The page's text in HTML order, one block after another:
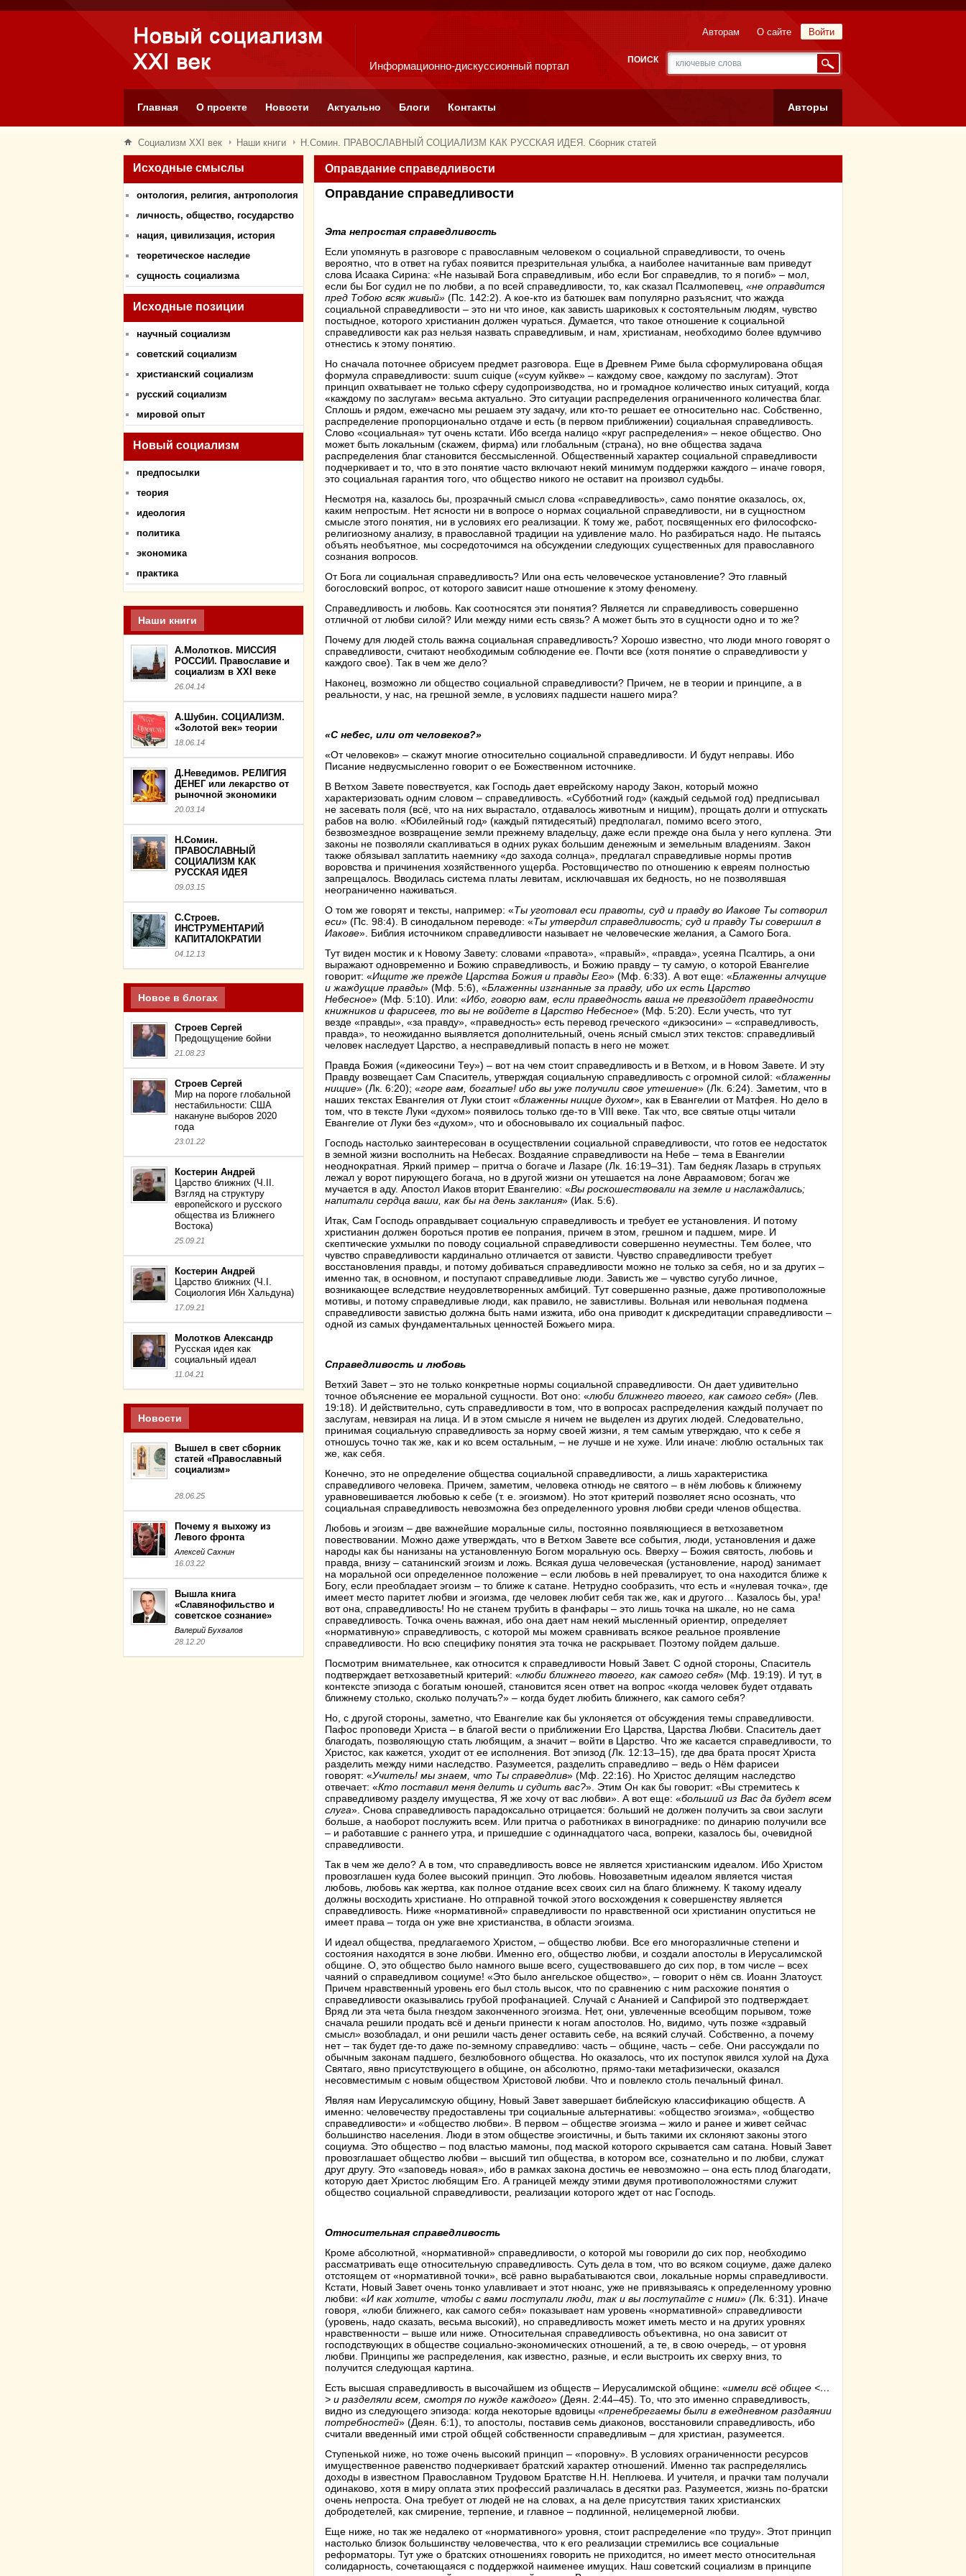
Информационно-дискуссионный портал
Войти
Авторам О сайте
ПОИСК
Главная О проекте Новости Актуально Блоги Контакты Авторы
Социализм XXI век Наши книги Н.Сомин. ПРАВОСЛАВНЫЙ СОЦИАЛИЗМ КАК РУССКАЯ ИДЕЯ. Сборник статей
Исходные смыслы
онтология, религия, антропология
личность, общество, государство
нация, цивилизация, история
теоретическое наследие
сущность социализма
Исходные позиции
научный социализм
советский социализм
христианский социализм
русский социализм
мировой опыт
Новый социализм
предпосылки
теория
идеология
политика
экономика
практика
Наши книги
А.Молотков. МИССИЯ
РОССИИ. Православие и
социализм в XXI веке
26.04.14
А.Шубин. СОЦИАЛИЗМ.
«Золотой век» теории
18.06.14
Д.Неведимов. РЕЛИГИЯ
ДЕНЕГ или лекарство от
рыночной экономики
20.03.14
Н.Сомин.
ПРАВОСЛАВНЫЙ
СОЦИАЛИЗМ КАК
РУССКАЯ ИДЕЯ
09.03.15
С.Строев.
ИНСТРУМЕНТАРИЙ
КАПИТАЛОКРАТИИ
04.12.13
Новое в блогах
Строев Сергей
Предощущение бойни
21.08.23
Строев Сергей
Мир на пороге глобальной
нестабильности: США
накануне выборов 2020
года
23.01.22
Костерин Андрей
Царство ближних (Ч.II.
Взгляд на структуру
европейского и русского
общества из Ближнего
Востока)
25.09.21
Костерин Андрей
Царство ближних (Ч.I.
Социология Ибн Хальдуна)
17.09.21
Молотков Александр
Русская идея как
социальный идеал
11.04.21
Новости
Вышел в свет сборник
статей «Православный
социализм»
28.06.25
Почему я выхожу из
Левого фронта
Алексей Сахнин
16.03.22
Вышла книга
«Славянофильство и
советское сознание»
Валерий Бухвалов
28.12.20
Оправдание справедливости
Оправдание справедливости
Эта непростая справедливость
Если упомянуть в разговоре с православным человеком о социальной справедливости, то очень
вероятно, что в ответ на губах появится презрительная улыбка, а наиболее начитанные вам приведут
слова Исаака Сирина: «Не называй Бога справедливым, ибо если Бог справедлив, то я погиб» – мол,
если бы Бог судил не по любви, а по всей справедливости, то, как сказал Псалмопевец, «не оправдится
пред Тобою всяк живый» (Пс. 142:2). А кое-кто из батюшек вам популярно разъяснит, что жажда
социальной справедливости – это ни что иное, как зависть шариковых к состоятельным людям, чувство
постыдное, которого христианин должен чураться. Думается, что такое отношение к социальной
справедливости как раз нельзя назвать справедливым, и нам, христианам, необходимо более вдумчиво
отнестись к этому понятию.
Но сначала поточнее обрисуем предмет разговора. Еще в Древнем Риме была сформулирована общая
формула справедливости: suum cuique («суум куйкве» – каждому свое, каждому по заслугам). Этот
принцип охватывает не только сферу судопроизводства, но и громадное количество иных ситуаций, когда
«каждому по заслугам» весьма актуально. Это ситуации распределения ограниченного количества благ.
Сплошь и рядом, ежечасно мы решаем эту задачу, или кто-то решает ее относительно нас. Собственно,
распределение пропорционально отдаче и есть (в первом приближении) социальная справедливость.
Слово «социальная» тут очень кстати. Ибо всегда налицо «круг распределения» – некое общество. Оно
может быть локальным (скажем, фирма) или глобальным (страна), но вне общества задача
распределения благ становится бессмысленной. Общественный характер социальной справедливости
подчеркивает и то, что в это понятие часто включают некий минимум поддержки каждого – иначе говоря,
это социальная гарантия того, что общество никого не оставит на произвол судьбы.
Несмотря на, казалось бы, прозрачный смысл слова «справедливость», само понятие оказалось, ох,
каким непростым. Нет ясности ни в вопросе о нормах социальной справедливости, ни в сущностном
смысле этого понятия, ни в условиях его реализации. К тому же, работ, посвященных его философско-
религиозному анализу, в православной традиции на удивление мало. Но разбираться надо. Не пытаясь
объять необъятное, мы сосредоточимся на обсуждении следующих существенных для православного
сознания вопросов.
От Бога ли социальная справедливость? Или она есть человеческое установление? Это главный
богословский вопрос, от которого зависит наше отношение к этому феномену.
Справедливость и любовь. Как соотносятся эти понятия? Является ли справедливость совершенно
отличной от любви силой? Или между ними есть связь? А может быть это в сущности одно и то же?
Почему для людей столь важна социальная справедливость? Хорошо известно, что люди много говорят о
справедливости, считают необходимым соблюдение ее. Почти все (хотя понятие о справедливости у
каждого свое). Так в чем же дело?
Наконец, возможно ли общество социальной справедливости? Причем, не в теории и принципе, а в
реальности, у нас, на грешной земле, в условиях падшести нашего мира?
«С небес, или от человеков?»
«От человеков» – скажут многие относительно социальной справедливости. И будут неправы. Ибо
Писание недвусмысленно говорит о ее Божественном источнике.
В Ветхом Завете повествуется, как Господь дает еврейскому народу Закон, который можно
характеризовать одним словом – справедливость. «Субботний год» (каждый седьмой год) предписывал
не засевать поля (всё, что на них вырастало, отдавалось животным и нищим), прощать долги и отпускать
рабов на волю. «Юбилейный год» (каждый пятидесятый) предполагал, помимо всего этого,
безвозмездное возвращение земли прежнему владельцу, даже если прежде она была у него куплена. Эти
законы не позволяли скапливаться в одних руках большим денежным и земельным владениям. Закон
также обязывал заплатить наемнику «до захода солнца», предлагал справедливые нормы против
воровства и причинения хозяйственного ущерба. Ростовщичество по отношению к евреям полностью
запрещалось. Вводилась система платы левитам, исключавшая их бедность, но не позволявшая
неограниченно наживаться.
О том же говорят и тексты, например: «Ты уготовал eси правоты, суд и правду во Иакове Ты сотворил
eси» (Пс. 98:4). В синодальном переводе: «Ты утвердил справедливость; суд и правду Ты совершил в
Иакове». Библия источником справедливости называет не человеческие желания, а Самого Бога.
Тут виден мостик и к Новому Завету: словами «правота», «правый», «правда», усеяна Псалтирь, а они
выражают одновременно и Божию справедливость, и Божию правду – ту самую, о которой Евангелие
говорит: «Ищите же прежде Царства Божия и правды Его» (Мф. 6:33). А вот еще: «Блаженны алчущие
и жаждущие правды» (Мф. 5:6), «Блаженны изгнанные за правду, ибо их есть Царство
Небесное» (Мф. 5:10). Или: «Ибо, говорю вам, если праведность ваша не превзойдет праведности
книжников и фарисеев, то вы не войдете в Царство Небесное» (Мф. 5:20). Если учесть, что тут
везде «правды», «за правду», «праведность» есть перевод греческого «дикэосини» – «справедливость,
правда», то неожиданно выявляется дополнительный, очень ясный смысл этих текстов: справедливый
человек наследует Царство, а несправедливый попасть в него не может.
Правда Божия («дикеосини Теу») – вот на чем стоит справедливость и в Ветхом, и в Новом Завете. И эту
Правду возвещает Сам Спаситель, утверждая социальную справедливость с огромной силой: «блаженны
нищие» (Лк. 6:20); «горе вам, богатые! ибо вы уже получили свое утешение» (Лк. 6:24). Заметим, что в
наших текстах Евангелия от Луки стоит «блаженны нищие духом», как в Евангелии от Матфея. Но дело в
том, что в тексте Луки «духом» появилось только где-то в VIII веке. Так что, все святые отцы читали
Евангелие от Луки без «духом», что и обосновывало их социальный пафос.
Господь настолько заинтересован в осуществлении социальной справедливости, что готов ее недостаток
в земной жизни восполнить на Небесах. Воздаяние справедливости на Небе – тема в Евангелии
неоднократная. Яркий пример – притча о богаче и Лазаре (Лк. 16:19–31). Там бедняк Лазарь в струпьях
лежал у ворот пирующего богача, но в другой жизни он утешается на лоне Авраамовом; богач же
мучается в аду. Апостол Иаков вторит Евангелию: «Вы роскошествовали на земле и наслаждались;
напитали сердца ваши, как бы на день заклания» (Иак. 5:6).
Итак, Сам Господь оправдывает социальную справедливость и требует ее установления. И потому
христианин должен бороться против ее попрания, причем в этом, грешном и падшем, мире. И
скептические ухмылки по поводу социальной справедливости совершенно неуместны. Тем более, что
чувство справедливости кардинально отличается от зависти. Чувство справедливости требует
восстановления правды, и потому добиваться справедливости можно не только за себя, но и за других –
именно так, в основном, и поступают справедливые люди. Зависть же – чувство сугубо личное,
возникающее вследствие неудовлетворенных амбиций. Тут совершенно разные, даже противоположные
мотивы, и потому справедливые люди, как правило, не завистливы. Вольная или невольная подмена
справедливости завистью должна быть нами изжита, ибо она приводит к дискредитации справедливости –
одной из самых фундаментальных ценностей Божьего мира.
Справедливость и любовь
Ветхий Завет – это не только конкретные нормы социальной справедливости. Он дает удивительно
точное объяснение ее моральной сущности. Вот оно: «люби ближнего твоего, как самого себя» (Лев.
19:18). И действительно, суть справедливости в том, что в вопросах распределения каждый получает по
заслугам, невзирая на лица. И в этом смысле я ничем не выделен из других людей. Следовательно,
принимая социальную справедливость за норму своей жизни, я тем самым утверждаю, что к себе я
отношусь точно так же, как и ко всем остальным, – не лучше и не хуже. Или иначе: люблю остальных так
же, как себя.
Конечно, это не определение общества социальной справедливости, а лишь характеристика
справедливого человека. Причем, заметим, человека отнюдь не святого – в нём любовь к ближнему
уравновешивается любовью к себе (т. е. эгоизмом). Но этот критерий позволяет ясно осознать, что
социальная справедливость невозможна без определенного уровня любви среди членов общества.
Любовь и эгоизм – две важнейшие моральные силы, постоянно появляющиеся в ветхозаветном
повествовании. Можно даже утверждать, что в Ветхом Завете все события, люди, установления и даже
народы как бы нанизаны на установленную Богом моральную ось. Вверху – Божия святость, любовь и
правда, внизу – сатанинский эгоизм и ложь. Всякая душа человеческая (установление, народ) занимает
на моральной оси определенное положение – если любовь в ней превалирует, то она находится ближе к
Богу, если преобладает эгоизм – то ближе к сатане. Нетрудно сообразить, что есть и «нулевая точка», где
имеет место паритет любви и эгоизма, ​где человек любит себя так же, как и другого… Казалось бы, ура!
вот она, справедливость! Но не станем трубить в фанфары – это лишь точка на шкале, но не сама
справедливость. Точка очень важная, ибо она дает нам некий мысленный ориентир, определяет
«нормативную» справедливость, с которой мы можем сравнивать всякое реальное проявление
справедливости. Но всю специфику понятия эта точка не раскрывает. Поэтому пойдем дальше.
Посмотрим внимательнее, как относится к справедливости Новый Завет. С одной стороны, Спаситель
подтверждает ветхозаветный критерий: «люби ближнего твоего, как самого себя» (Мф. 19:19). И тут, в
контексте эпизода с богатым юношей, становится ясен ответ на вопрос «когда человек будет отдавать
ближнему столько, сколько получать?» – когда будет любить ближнего, как самого себя?
Но, с другой стороны, заметно, что Евангелие как бы уклоняется от обсуждения темы справедливости.
Пафос проповеди Христа – в благой вести о приближении Его Царства, Царства Любви. Спаситель дает
благодать, позволяющую стать любящим, а значит – войти в Царство. Что же касается справедливости, то
Христос, как кажется, уходит от ее исполнения. Вот эпизод (Лк. 12:13–15), где два брата просят Христа
разделить между ними наследство. Разумеется, разделить справедливо – ведь о Нём фарисеи
говорят: «Учитель! мы знаем, что Ты справедлив» (Мф. 22:16). Но Христос делящим наследство
отвечает: «Кто поставил меня делить и судить вас?». Этим Он как бы говорит: «Вы стремитесь к
справедливому разделу имущества, Я же хочу от вас любви». А вот еще: «больший из Вас да будет всем
слуга». Снова справедливость парадоксально отрицается: больший не должен получить за свои заслуги
больше, а наоборот послужить всем. Или притча о работниках в винограднике: по динарию получили все
– и работавшие с раннего утра, и пришедшие с одиннадцатого часа, вопреки, казалось бы, очевидной
справедливости.
Так в чем же дело? А в том, что справедливость вовсе не является христианским идеалом. Ибо Христом
провозглашен куда более высокий принцип. Это любовь. Новозаветным идеалом является чистая
любовь, любовь как жертва, как полное отдание всех своих сил на благо ближнему. К такому идеалу
должны восходить христиане. Но отправной точкой этого восхождения к совершенству является
справедливость. Ниже «нормативной» справедливости по нравственной оси христианин опуститься не
имеет права – тогда он уже вне христианства, в области эгоизма.
И идеал общества, предлагаемого Христом, – общество любви. Все его многоразличные степени и
состояния находятся в зоне любви. Именно его, общество любви, и создали апостолы в Иерусалимской
общине. О, это общество было намного выше всего, существовавшего до сих пор, в том числе – всех
чаяний о справедливом социуме! «Это было ангельское общество», – говорит о нём св. Иоанн Златоуст.
Причем нравственный уровень его был столь высок, что по сравнению с ним расхожие понятия о
справедливости оказывались грубой профанацией. Случай с Ананией и Сапфирой это подтверждает.
Вряд ли эта чета была гнездом законченного эгоизма. Нет, они, увлеченные всеобщим порывом, тоже
сначала решили продать всё и деньги принести к ногам апостолов. Но, видимо, чуть позже «здравый
смысл» возобладал, и они решили часть денег оставить себе, на всякий случай. Собственно, а почему
нет – так будет где-то даже по-земному справедливо: часть – общине, часть – себе. Они рассуждали по
обычным законам падшего, безлюбовного общества. Но оказалось, что их поступок явился хулой на Духа
Святаго, явно присутствующего в общине, он абсолютно, прямо-таки метафизически, оказался
несовместимым с новым обществом Христовой любви. Что и повлекло столь печальный финал.
Являя нам Иерусалимскую общину, Новый Завет завершает библейскую классификацию обществ. А
именно: человечеству предоставлены три социальные альтернативы: «общество эгоизма», «общество
справедливости» и «общество любви». В первом – обществе эгоизма – жило и ранее и живет сейчас
большинство населения. Люди в этом обществе эгоистичны, и быть такими их склоняют законы этого
социума. Это общество – под властью мамоны, под маской которого скрывается сам сатана. Новый Завет
провозглашает общество любви – высший тип общества, в котором все, сознательно и по любви, служат
друг другу. Это «заповедь новая», ибо в рамках закона достичь ее невозможно – она есть плод благодати,
которую дает Христос любящим Его. А границей между этими двумя противоположностями служит
общество социальной справедливости, реализации которого ждет от нас Господь.
Относительная справедливость
Кроме абсолютной, «нормативной» справедливости, о которой мы говорили до сих пор, необходимо
рассматривать еще относительную справедливость. Суть дела в том, что во всяком социуме, даже далеко
отстоящем от «нормативной точки», всё равно вырабатываются свои, локальные нормы справедливости.
Кстати, Новый Завет очень тонко улавливает и этот нюанс, уже не привязываясь к определенному уровню
любви: «И как хотите, чтобы с вами поступали люди, так и вы поступайте с ними» (Лк. 6:31). Иначе
говоря, «люби ближнего, как самого себя» показывает нам уровень «нормативной» справедливости
(уровень, надо сказать, весьма высокий), но справедливость может иметь место и на других уровнях
нравственности – выше или ниже. Относительная справедливость объективна, но она зависит от
господствующих в обществе социально-экономических отношений, а те, в свою очередь, – от уровня
любви. Принципы же распределения, как известно, разные, и если выстроить их сверху вниз, то
получится следующая картина.
Есть высшая справедливость в высочайшем из обществ – Иерусалимской общине: «имели всё общее <…
> и разделяли всем, смотря по нужде каждого» (Деян. 2:44–45). То, что это именно справедливость,
видно из следующего эпизода: когда некоторые вдовицы «пренебрегаемы были в ежедневном раздаянии
потребностей» (Деян. 6:1), то апостолы, поставив семь диаконов, восстановили справедливость, ибо
считали введенный ими строй общей собственности справедливым – для христиан, разумеется.
Ступенькой ниже, но тоже очень высокий принцип – «поровну». В условиях ограниченности ресурсов
имущественное равенство подчеркивает братский характер отношений. Именно так распределялись
доходы в известном Православном Трудовом Братстве Н.Н. Неплюева. И учителя, и прачки там получали
одинаково, хотя в миру оплата этих профессий различалась в десятки раз. Разумеется, жизнь по-братски
очень непроста. Она требует от людей не на словах, а на деле присутствия таких христианских
добродетелей, как смирение, терпение, и главное – подлинной, нелицемерной любви.
Еще ниже, но так же недалеко от «нормативного» уровня, стоит распределение «по труду». Этот принцип
настолько близок большинству человечества, что к его реализации стремились все социальные
реформаторы. Тут уже о братских отношениях говорить не приходится, но имеет место относительная
солидарность, сочетающаяся с поддержкой наименее имущих. Наш советский социализм в принципе